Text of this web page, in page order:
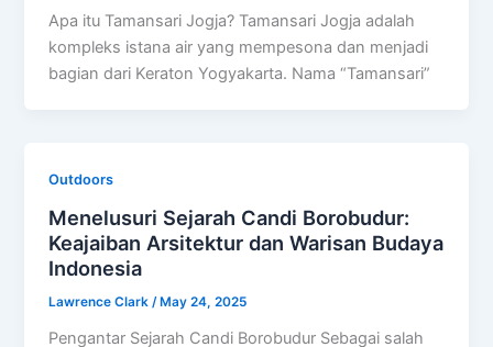
Apa itu Tamansari Jogja? Tamansari Jogja adalah
kompleks istana air yang mempesona dan menjadi
bagian dari Keraton Yogyakarta. Nama “Tamansari”
Outdoors
Menelusuri Sejarah Candi Borobudur:
Keajaiban Arsitektur dan Warisan Budaya
Indonesia
Lawrence Clark/ May 24, 2025
Pengantar Sejarah Candi Borobudur Sebagai salah